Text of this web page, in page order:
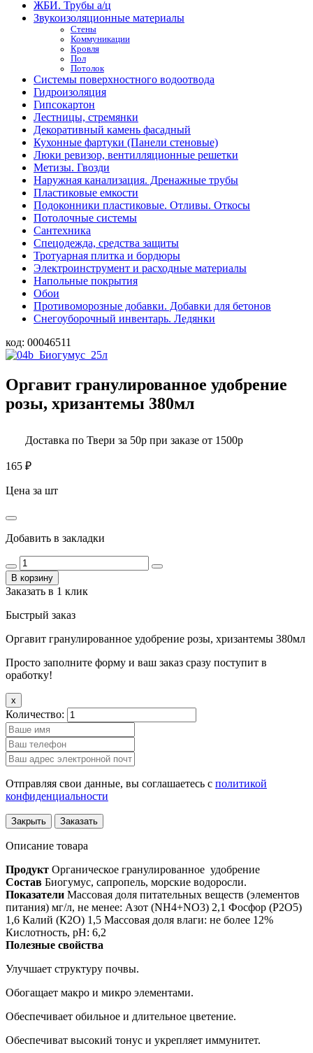
ЖБИ. Трубы а/ц
Звукоизоляционные материалы
Стены
Коммуникации
Кровля
Пол
Потолок
Системы поверхностного водоотвода
Гидроизоляция
Гипсокартон
Лестницы, стремянки
Декоративный камень фасадный
Кухонные фартуки (Панели стеновые)
Люки ревизор, вентилляционные решетки
Метизы. Гвозди
Наружная канализация. Дренажные трубы
Пластиковые емкости
Подоконники пластиковые. Отливы. Откосы
Потолочные системы
Сантехника
Спецодежда, средства защиты
Тротуарная плитка и бордюры
Электроинструмент и расходные материалы
Напольные покрытия
Обои
Противоморозные добавки. Добавки для бетонов
Снегоуборочный инвентарь. Ледянки
код: 00046511
Оргавит гранулированное удобрение
розы, хризантемы 380мл
Доставка по Твери за 50р при заказе от 1500р
165 ₽
Цена за шт
Добавить в закладки
В корзину
Заказать в 1 клик
Быстрый заказ
Оргавит гранулированное удобрение розы, хризантемы 380мл
Просто заполните форму и ваш заказ сразу поступит в
оработку!
x
Количество:
Отправляя свои данные, вы соглашаетесь с политикой
конфиденциальности
Закрыть Заказать
Описание товара
Продукт Органическое гранулированное удобрение
Состав Биогумус, сапропель, морские водоросли.
Показатели Массовая доля питательных веществ (элементов
питания) мг/л, не менее: Азот (NH4+NO3) 2,1 Фосфор (P2O5)
1,6 Калий (К2О) 1,5 Массовая доля влаги: не более 12%
Кислотность, рН: 6,2
Полезные свойства
Улучшает структуру почвы.
Обогащает макро и микро элементами.
Обеспечивает обильное и длительное цветение.
Обеспечиват высокий тонус и укрепляет иммунитет.